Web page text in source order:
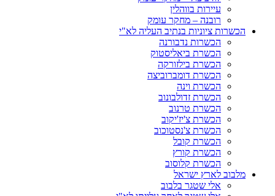
עיירות בווהלין
רובנה – מחקר עומק
הכשרות ציוניות בנתיב העליה לא"י
הכשרות נדבורנה
הכשרת ביאליסטוק
הכשרת בילזורקה
הכשרת דומברוביצה
הכשרת וינה
הכשרת זדולבונוב
הכשרת טרנוב
הכשרת צ'יז'יקוב
הכשרת צ'נסטוכוב
הכשרת קובל
הכשרת קורץ
הכשרת קלוסוב
מלבוב לארץ ישראל
אלי שטגר בלבוב